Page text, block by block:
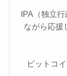
IPA（独立
ながら応援
ビットコ